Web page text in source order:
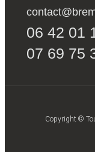
06 42 01
07 69 75
Copyright ©